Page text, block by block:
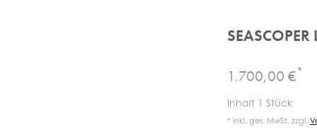
Uhrenarmbänder
Uhrenbeweger
Uhrenbox
& -Etui
1.700,00 €*
Inhalt 1Stück
* inkl. ges. MwSt. zzgl.